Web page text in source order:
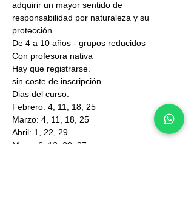
adquirir un mayor sentido de
responsabilidad por naturaleza y su
protección.
De 4 a 10 años - grupos reducidos
Con profesora nativa
Hay que registrarse.
sin coste de inscripción
Dias del curso:
Febrero: 4, 11, 18, 25
Marzo: 4, 11, 18, 25
Abril: 1, 22, 29
Mayo: 6, 13, 20, 27